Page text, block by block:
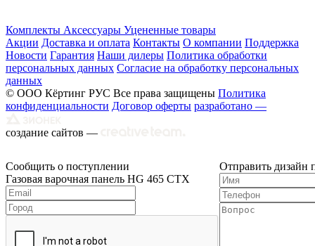
Комплекты Аксессуары Уцененные товары
Акции Доставка и оплата Контакты О компании Поддержка
Новости Гарантия Наши дилеры Политика обработки
персональных данных Согласие на обработку персональных
данных
© ООО Кёртинг РУС Все права защищены Политика
конфиденциальности Договор оферты разработано —
создание сайтов —
Сообщить о поступлении
Газовая варочная панель HG 465 CTX
Отправить дизайн